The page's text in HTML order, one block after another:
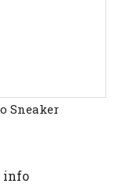
Sneaker
info